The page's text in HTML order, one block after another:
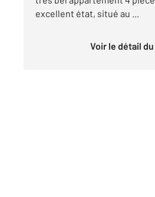
excellent état, situé au ...
Voir le détail